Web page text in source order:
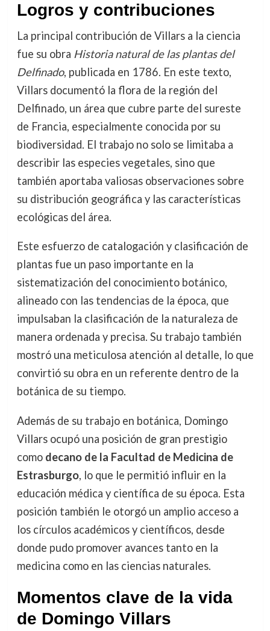
Logros y contribuciones
La principal contribución de Villars a la ciencia
fue su obra Historia natural de las plantas del
Delfinado, publicada en 1786. En este texto,
Villars documentó la flora de la región del
Delfinado, un área que cubre parte del sureste
de Francia, especialmente conocida por su
biodiversidad. El trabajo no solo se limitaba a
describir las especies vegetales, sino que
también aportaba valiosas observaciones sobre
su distribución geográfica y las características
ecológicas del área.
Este esfuerzo de catalogación y clasificación de
plantas fue un paso importante en la
sistematización del conocimiento botánico,
alineado con las tendencias de la época, que
impulsaban la clasificación de la naturaleza de
manera ordenada y precisa. Su trabajo también
mostró una meticulosa atención al detalle, lo que
convirtió su obra en un referente dentro de la
botánica de su tiempo.
Además de su trabajo en botánica, Domingo
Villars ocupó una posición de gran prestigio
como decano de la Facultad de Medicina de
Estrasburgo, lo que le permitió influir en la
educación médica y científica de su época. Esta
posición también le otorgó un amplio acceso a
los círculos académicos y científicos, desde
donde pudo promover avances tanto en la
medicina como en las ciencias naturales.
Momentos clave de la vida
de Domingo Villars